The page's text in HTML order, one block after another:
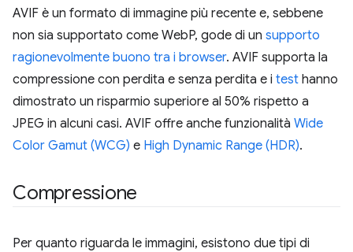
AVIF è un formato di immagine più recente e, sebbene
non sia supportato come WebP, gode di un supporto
ragionevolmente buono tra i browser. AVIF supporta la
compressione con perdita e senza perdita e i test hanno
dimostrato un risparmio superiore al 50% rispetto a
JPEG in alcuni casi. AVIF offre anche funzionalità Wide
Color Gamut (WCG) e High Dynamic Range (HDR).
Compressione
Per quanto riguarda le immagini, esistono due tipi di